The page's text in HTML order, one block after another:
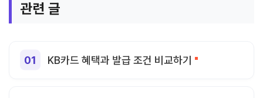
관련 글
KB카드 혜택과 발급 조건 비교하기